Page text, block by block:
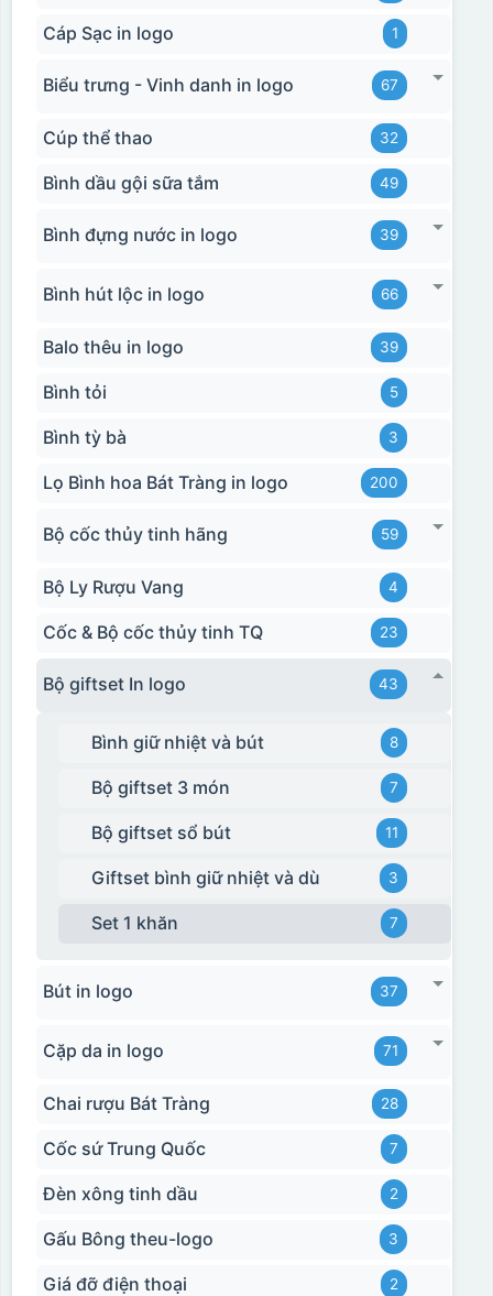
Cáp Sạc in logo 1
Biểu trưng - Vinh danh in logo 67
Cúp thể thao 32
Bình dầu gội sữa tắm 49
Bình đựng nước in logo 39
Bình hút lộc in logo 66
Balo thêu in logo 39
Bình tỏi 5
Bình tỳ bà 3
Lọ Bình hoa Bát Tràng in logo 200
Bộ cốc thủy tinh hãng 59
Bộ Ly Rượu Vang 4
Cốc & Bộ cốc thủy tinh TQ 23
Bộ giftset In logo 43
Bình giữ nhiệt và bút 8
Bộ giftset 3 món 7
Bộ giftset sổ bút 11
Giftset bình giữ nhiệt và dù 3
Set 1 khăn 7
Bút in logo 37
Cặp da in logo 71
Chai rượu Bát Tràng 28
Cốc sứ Trung Quốc 7
Đèn xông tinh dầu 2
Gấu Bông theu-logo 3
Giá đỡ điện thoại 2